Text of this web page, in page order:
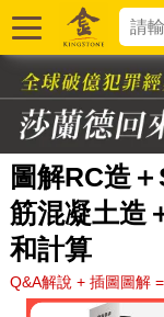
圖解RC造
筋混凝土造
和計算
Q&A解說 + 插圖圖解